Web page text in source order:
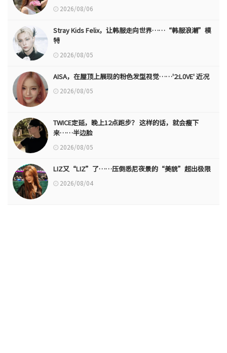
2026/08/06
Stray Kids Felix，让韩服走向世界……“韩服浪潮”模
特
2026/08/05
AISA，在屋顶上展现的粉色发型视觉……'2:L0VE' 近况
2026/08/05
TWICE定延，晚上12点跑步？ 这样的话，就会瘦下
来……半边脸
2026/08/05
LIZ又“LIZ”了……压倒悉尼夜景的“美貌”超出极限
2026/08/04